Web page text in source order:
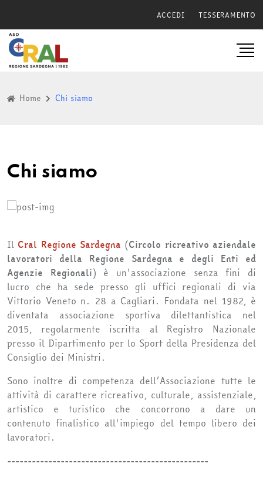
ACCEDI TESSERAMENTO
Home Chi siamo
Chi siamo
Il Cral Regione Sardegna (Circolo ricreativo aziendale
lavoratori della Regione Sardegna e degli Enti ed
Agenzie Regionali) è un'associazione senza fini di
lucro che ha sede presso gli uffici regionali di via
Vittorio Veneto n. 28 a Cagliari. Fondata nel 1982, è
diventata associazione sportiva dilettantistica nel
2015, regolarmente iscritta al Registro Nazionale
presso il Dipartimento per lo Sport della Presidenza del
Consiglio dei Ministri.
Sono inoltre di competenza dell’Associazione tutte le
attività di carattere ricreativo, culturale, assistenziale,
artistico e turistico che concorrono a dare un
contenuto finalistico all'impiego del tempo libero dei
lavoratori.
-------------------------------------------------